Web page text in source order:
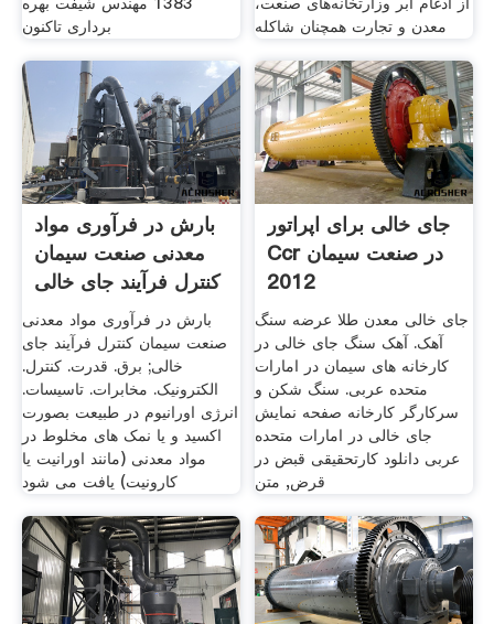
برداری تاکنون
معدن و تجارت همچنان شاکله
بارش در فرآوری مواد
معدنی صنعت سیمان
کنترل فرآیند جای خالی
بارش در فرآوری مواد معدنی
صنعت سیمان کنترل فرآیند جای
خالی; برق. قدرت. کنترل.
الکترونیک. مخابرات. تاسیسات.
انرژی اورانیوم در طبیعت بصورت
اکسید و یا نمک های مخلوط در
مواد معدنی (مانند اورانیت یا
کارونیت) یافت می شود
جای خالی برای اپراتور
Ccr در صنعت سیمان
2012
جای خالی معدن طلا عرضه سنگ
آهک. آهک سنگ جای خالی در
کارخانه های سیمان در امارات
متحده عربی. سنگ شکن و
سرکارگر کارخانه صفحه نمایش
جای خالی در امارات متحده
عربی دانلود کارتحقیقی قبض در
قرض, متن